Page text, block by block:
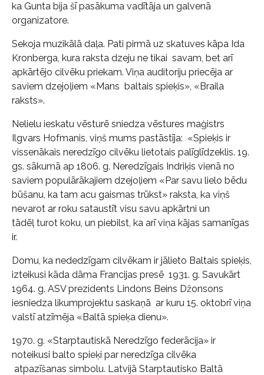
ka Gunta bija šī pasākuma vadītāja un galvenā
organizatore.
Sekoja muzikālā daļa. Pati pirmā uz skatuves kāpa Ida
Kronberga, kura raksta dzeju ne tikai savam, bet arī
apkārtējo cilvēku priekam. Viņa auditoriju priecēja ar
saviem dzejoļiem «Mans baltais spieķis», «Braila
raksts».
Nelielu ieskatu vēsturē sniedza vēstures maģistrs
Ilgvars Hofmanis, viņš mums pastāstīja: «Spieķis ir
vissenākais neredzīgo cilvēku lietotais palīglīdzeklis. 19.
gs. sākumā ap 1806. g. Neredzīgais Indriķis vienā no
saviem populārākajiem dzejoļiem «Par savu lielo bēdu
būšanu, ka tam acu gaismas trūkst» raksta, ka viņš
nevarot ar roku sataustīt visu savu apkārtni un
tādēļ turot koku, un piebilst, ka arī viņa kājas samanīgas
ir.
Domu, ka nededzīgam cilvēkam ir jālieto Baltais spieķis,
izteikusi kāda dāma Francijas presē 1931. g. Savukārt
1964. g. ASV prezidents Lindons Beins Džonsons
iesniedza likumprojektu saskaņā ar kuru 15. oktobrī viņa
valstī atzīmēja «Baltā spieķa dienu».
1970. g. «Starptautiskā Neredzīgo federācija» ir
noteikusi balto spieķi par neredzīga cilvēka
atpazīšanas simbolu. Latvijā Starptautisko Baltā